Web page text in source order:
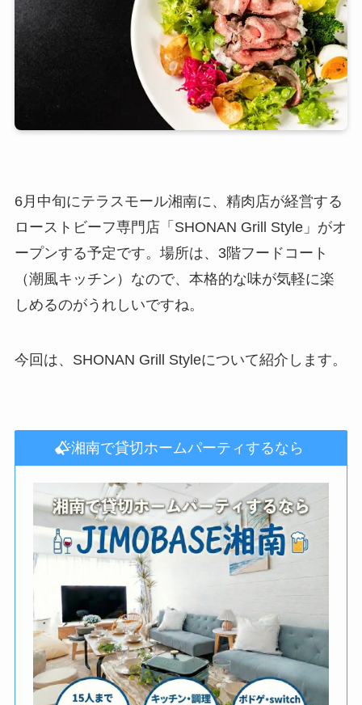
6月中旬にテラスモール湘南に、精肉店が経営する
ローストビーフ専門店「SHONAN Grill Style」がオ
ープンする予定です。場所は、3階フードコート
（潮風キッチン）なので、本格的な味が気軽に楽
しめるのがうれしいですね。
今回は、SHONAN Grill Styleについて紹介します。
湘南で貸切ホームパーティするなら